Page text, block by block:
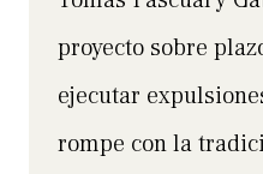
proyecto sobre
ejecutar
rompe con la